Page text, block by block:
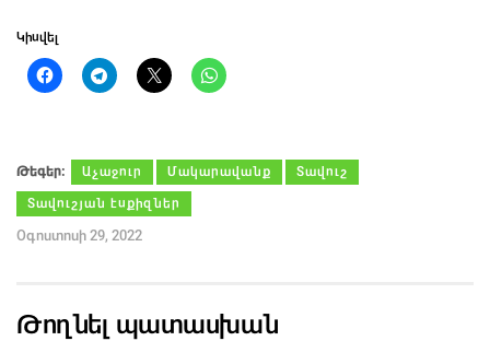
Կիսվել
Թեգեր։ Աչաջուր Մակարավանք Տավուշ
Տավուշյան էսքիզներ
Օգոստոսի 29, 2022
Թողնել պատասխան